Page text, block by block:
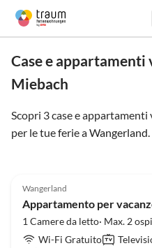
Case e appartamenti
Miebach
Scopri 3 case e
per le tue ferie aWangerland.
Wangerland
Appartamento per
1 Camere da letto· Max. 2
Wi-Fi Gratuito